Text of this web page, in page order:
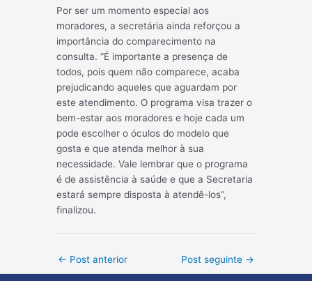
Por ser um momento especial aos
moradores, a secretária ainda reforçou a
importância do comparecimento na
consulta. “É importante a presença de
todos, pois quem não comparece, acaba
prejudicando aqueles que aguardam por
este atendimento. O programa visa trazer o
bem-estar aos moradores e hoje cada um
pode escolher o óculos do modelo que
gosta e que atenda melhor à sua
necessidade. Vale lembrar que o programa
é de assistência à saúde e que a Secretaria
estará sempre disposta à atendê-los”,
finalizou.
Post
← Post anterior Post seguinte →